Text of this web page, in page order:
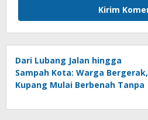
Dari Lubang Jalan hingga
Sampah Kota: Warga Bergerak,
Kupang Mulai Berbenah Tanpa